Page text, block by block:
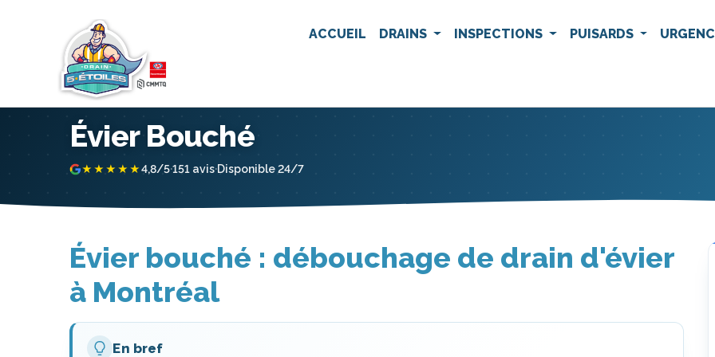
ACCUEIL DRAINS INSPECTIONS PUISARDS
Évier Bouché
★★★★★ 4,8/5·151 avis·Disponible 24/7
Évier bouché : débouchage de drain d'évier
à Montréal
En bref